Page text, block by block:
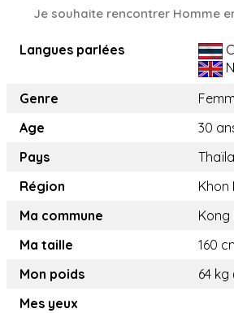
Je souhaite rencontrer Homme
Langues parlées
Genre
Age
30
Pays
Région
Khon
Ma commune
Kong
Ma taille
160
Mon poids
64 kg
Mes yeux